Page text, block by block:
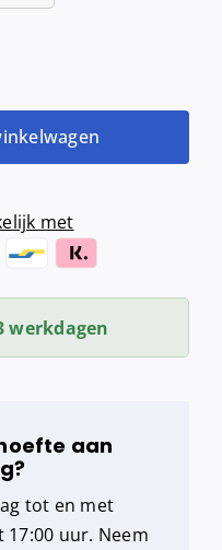
met
werkdagen
aan
tot en met
uur. Neem